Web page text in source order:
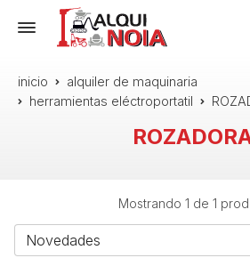
inicio
alquiler de maquinaria
herramientas eléctroportatil
Mostrando 1 de 1